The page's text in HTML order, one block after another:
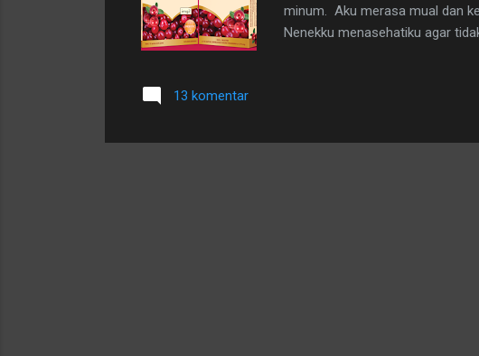
minum. Aku merasa mual dan
Nenekku menasehatiku agar
13 komentar